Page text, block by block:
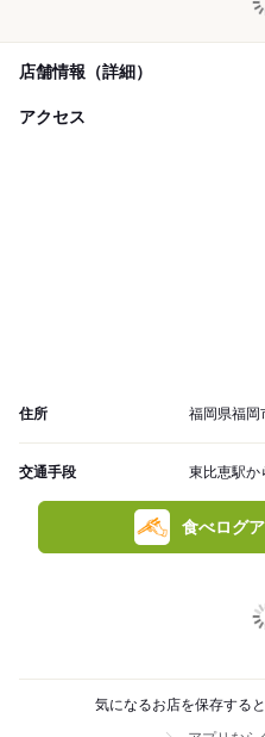
店舗情報（詳細）
アクセス
住所 福岡県福岡
交通手段 東比恵駅か
食べログ
気になるお店を保存する